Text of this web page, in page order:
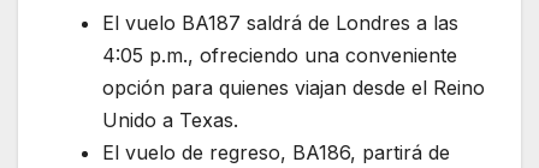
El vuelo BA187 saldrá de Londres a las
4:05 p.m., ofreciendo una conveniente
opción para quienes viajan desde el Reino
Unido a Texas.
El vuelo de regreso, BA186, partirá de